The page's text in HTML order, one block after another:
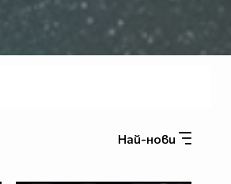
Най-нови